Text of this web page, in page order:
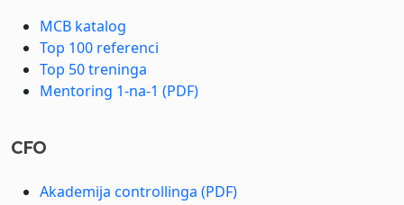
MCB katalog
Top 100 referenci
Top 50 treninga
Mentoring 1-na-1 (PDF)
CFO
Akademija controllinga (PDF)